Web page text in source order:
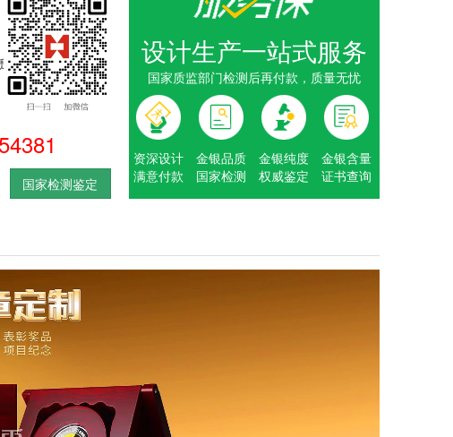
保】
国家检测鉴定
设计生产一站式服务
国家质监部门检测后再付款，质量无忧
资深设计
满意付款
金银品质
国家检测
金银纯度
权威鉴定
金银含量
证书查询